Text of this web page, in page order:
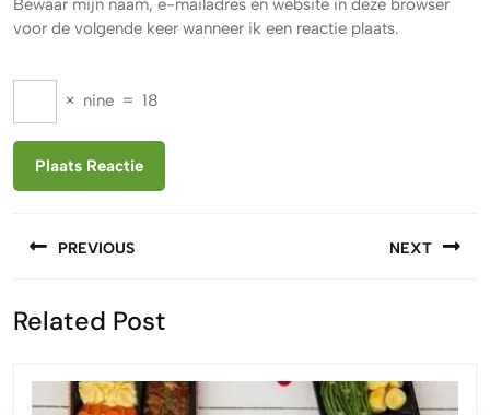
Bewaar mijn naam, e-mailadres en website in deze browser
voor de volgende keer wanneer ik een reactie plaats.
× nine = 18
PREVIOUS
bericht:
NEXT
Related Post